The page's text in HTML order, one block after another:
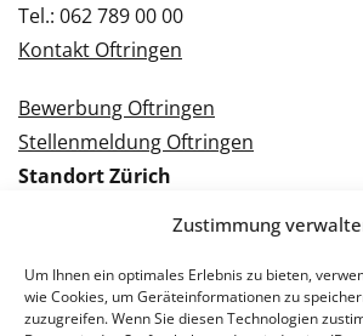
Zustimmung
Um Ihnen ein optimales Erlebnis zu bieten,
wie Cookies, um Geräteinformationen zu
zuzugreifen. Wenn Sie diesen Technologien
Tel.: 062 789 00 00
Kontakt Oftringen
Bewerbung Oftringen
Stellenmeldung Oftringen
Standort Zürich
Tel.: 043 288 38 88
Kontakt Zürich